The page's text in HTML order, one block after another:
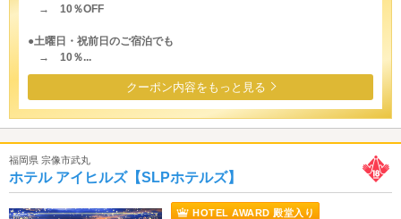
→ 10％OFF
●土曜日・祝前日のご宿泊でも
→ 10％...
クーポン内容をもっと見る
福岡県 宗像市武丸
ホテル アイヒルズ【SLPホテルズ】
HOTEL AWARD 殿堂入り